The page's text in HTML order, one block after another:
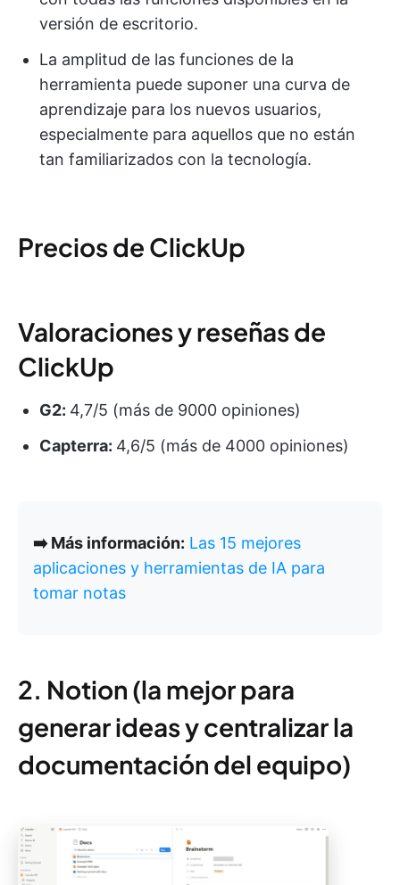
versión de escritorio.
La amplitud de las funciones de la
herramienta puede suponer una curva de
aprendizaje para los nuevos usuarios,
especialmente para aquellos que no están
tan familiarizados con la tecnología.
Precios de ClickUp
Valoraciones y reseñas de
ClickUp
G2: 4,7/5 (más de 9000 opiniones)
Capterra: 4,6/5 (más de 4000 opiniones)
➡️ Más información: Las 15 mejores
aplicaciones y herramientas de IA para
tomar notas
2. Notion (la mejor para
generar ideas y centralizar la
documentación del equipo)